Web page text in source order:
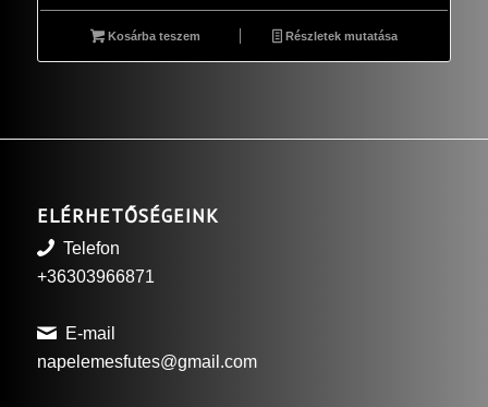
Kosárba teszem Részletek mutatása
ELÉRHETŐSÉGEINK
Telefon
+36303966871
E-mail
napelemesfutes@gmail.com